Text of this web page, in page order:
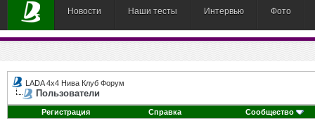
Новости Наши тесты Интервью Фото
LADA 4x4 Нива Клуб Форум
Пользователи
Регистрация Справка Сообщество